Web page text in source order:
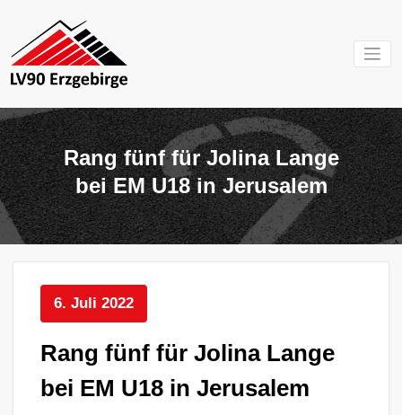
springen
e.V.
Mein Verein im
Rang fünf für Jolina Lange
bei EM U18 in Jerusalem
6. Juli 2022
Rang fünf für Jolina Lange
bei EM U18 in Jerusalem